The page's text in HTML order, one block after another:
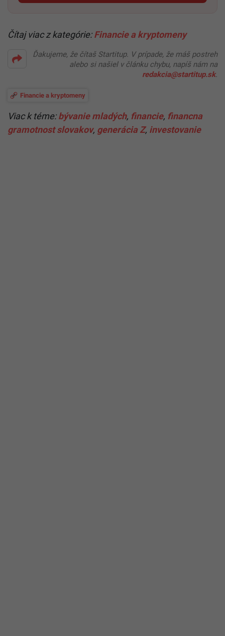
Čítaj viac z kategórie:Financie a kryptomeny
Ďakujeme, že čítaš Startitup. V prípade, že máš postreh
alebo si našiel v článku chybu, napíš nám na
redakcia@startitup.sk.
Financie a kryptomeny
Viac k téme:bývanie mladých, financie, financna
gramotnost slovakov, generácia Z, investovanie